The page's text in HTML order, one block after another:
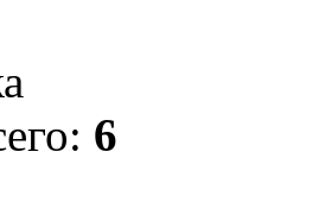
6